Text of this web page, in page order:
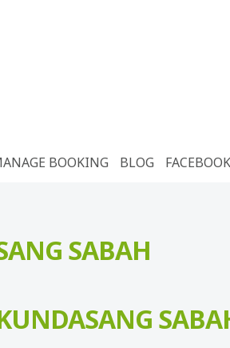
BOOKING BLOG FACEBOOK
SABAH